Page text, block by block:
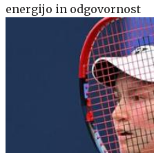
energijo in odgovornost